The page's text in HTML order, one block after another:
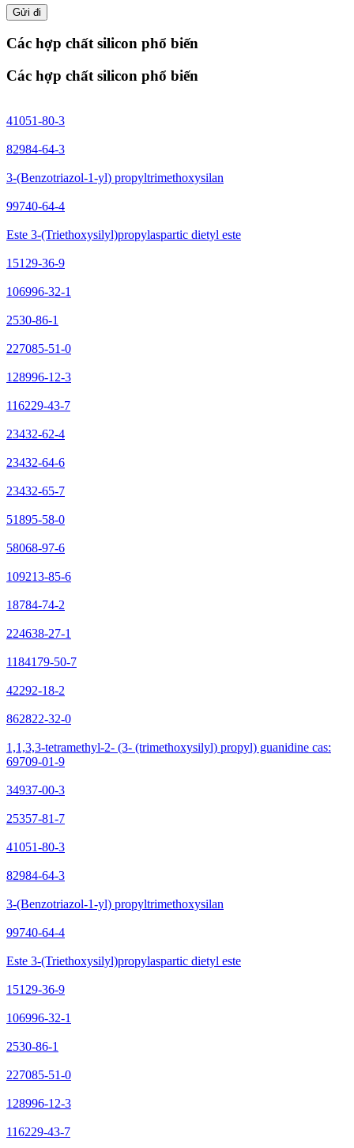
Gửi đi
Các hợp chất silicon phổ biến
Các hợp chất silicon phổ biến
41051-80-3
82984-64-3
3-(Benzotriazol-1-yl) propyltrimethoxysilan
99740-64-4
Este 3-(Triethoxysilyl)propylaspartic dietyl este
15129-36-9
106996-32-1
2530-86-1
227085-51-0
128996-12-3
116229-43-7
23432-62-4
23432-64-6
23432-65-7
51895-58-0
58068-97-6
109213-85-6
18784-74-2
224638-27-1
1184179-50-7
42292-18-2
862822-32-0
1,1,3,3-tetramethyl-2- (3- (trimethoxysilyl) propyl) guanidine cas:
69709-01-9
34937-00-3
25357-81-7
41051-80-3
82984-64-3
3-(Benzotriazol-1-yl) propyltrimethoxysilan
99740-64-4
Este 3-(Triethoxysilyl)propylaspartic dietyl este
15129-36-9
106996-32-1
2530-86-1
227085-51-0
128996-12-3
116229-43-7